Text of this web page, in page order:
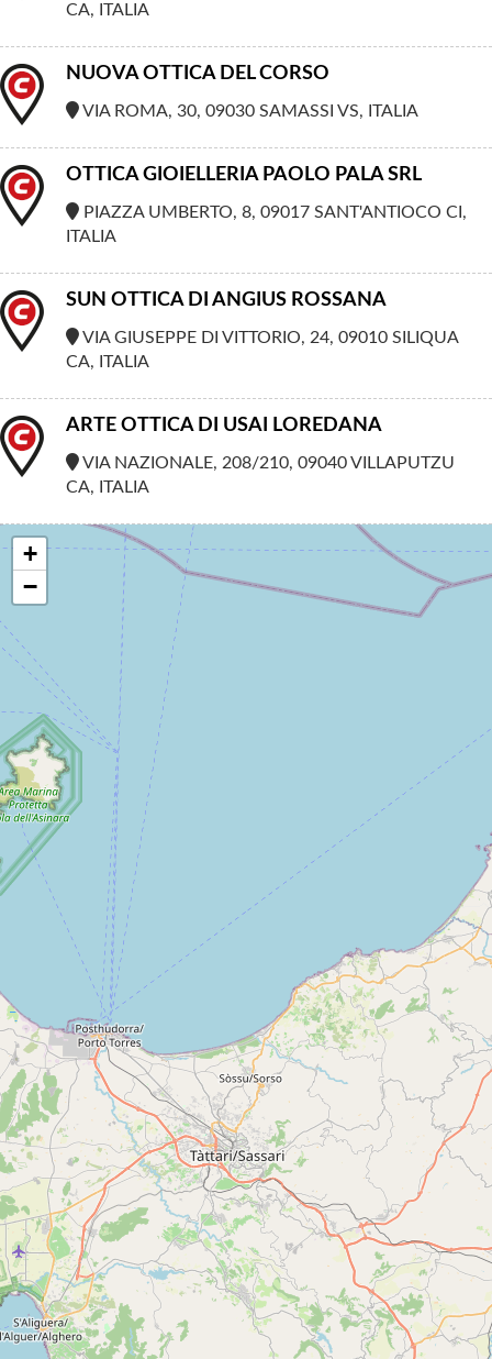
CA, ITALIA
NUOVA OTTICA DEL CORSO
VIA ROMA, 30, 09030 SAMASSI VS, ITALIA
OTTICA GIOIELLERIA PAOLO PALA SRL
PIAZZA UMBERTO, 8, 09017 SANT'ANTIOCO CI,
ITALIA
SUN OTTICA DI ANGIUS ROSSANA
VIA GIUSEPPE DI VITTORIO, 24, 09010 SILIQUA
CA, ITALIA
ARTE OTTICA DI USAI LOREDANA
VIA NAZIONALE, 208/210, 09040 VILLAPUTZU
CA, ITALIA
+
−